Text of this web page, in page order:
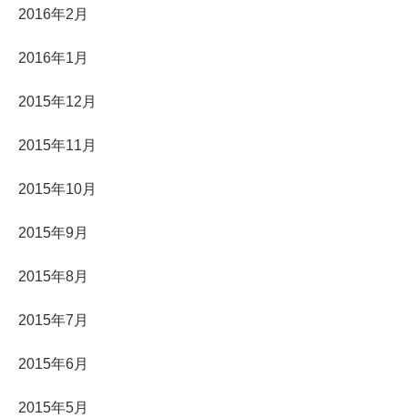
2016年2月
2016年1月
2015年12月
2015年11月
2015年10月
2015年9月
2015年8月
2015年7月
2015年6月
2015年5月